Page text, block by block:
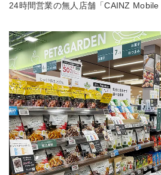
24時間営業の無人店舗「CAINZ